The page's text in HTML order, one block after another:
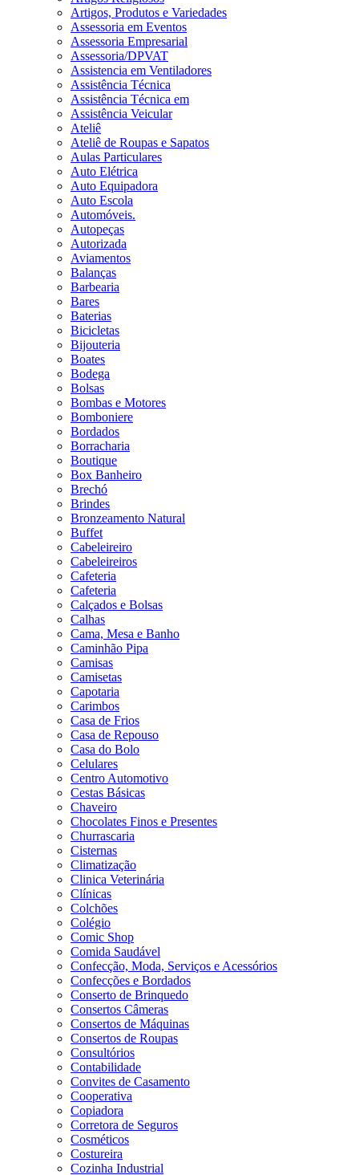
Artigos, Produtos e Variedades
Assessoria em Eventos
Assessoria Empresarial
Assessoria/DPVAT
Assistencia em Ventiladores
Assistência Técnica
Assistência Técnica em
Assistência Veicular
Ateliê
Ateliê de Roupas e Sapatos
Aulas Particulares
Auto Elétrica
Auto Equipadora
Auto Escola
Automóveis.
Autopeças
Autorizada
Aviamentos
Balanças
Barbearia
Bares
Baterias
Bicicletas
Bijouteria
Boates
Bodega
Bolsas
Bombas e Motores
Bomboniere
Bordados
Borracharia
Boutique
Box Banheiro
Brechó
Brindes
Bronzeamento Natural
Buffet
Cabeleireiro
Cabeleireiros
Cafeteria
Cafeteria
Calçados e Bolsas
Calhas
Cama, Mesa e Banho
Caminhão Pipa
Camisas
Camisetas
Capotaria
Carimbos
Casa de Frios
Casa de Repouso
Casa do Bolo
Celulares
Centro Automotivo
Cestas Básicas
Chaveiro
Chocolates Finos e Presentes
Churrascaria
Cisternas
Climatização
Clinica Veterinária
Clínicas
Colchões
Colégio
Comic Shop
Comida Saudável
Confecção, Moda, Serviços e Acessórios
Confecções e Bordados
Conserto de Brinquedo
Consertos Câmeras
Consertos de Máquinas
Consertos de Roupas
Consultórios
Contabilidade
Convites de Casamento
Cooperativa
Copiadora
Corretora de Seguros
Cosméticos
Costureira
Cozinha Industrial